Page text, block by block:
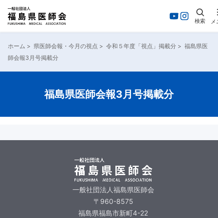
検索 メ
ホーム > 県医師会報・今月の視点 > 令和５年度「視点」掲載分 > 福島県医
師会報3月号掲載分
福島県医師会報3月号掲載分
一般社団法人福島県医師会
〒960-8575
福島県福島市新町4-22